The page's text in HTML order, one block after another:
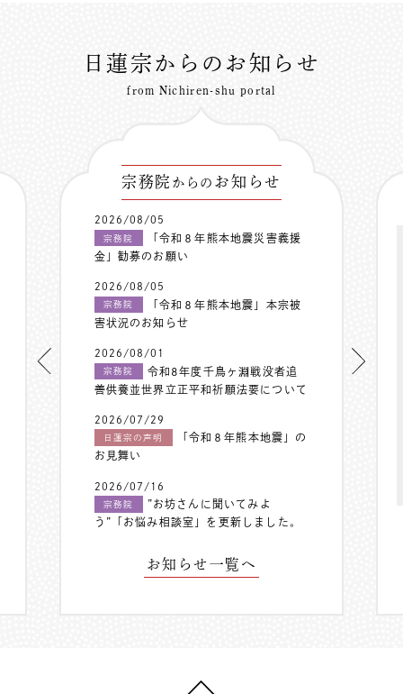
日蓮宗からのお知らせ
from Nichiren-shu portal
宗務院 からの お知らせ
2026/08/05
宗務院
「令和８年熊本地震災害義援
金」勧募のお願い
2026/08/05
宗務院
「令和８年熊本地震」本宗被
害状況のお知らせ
2026/08/01
宗務院
令和8年度千鳥ヶ淵戦没者追
善供養並世界立正平和祈願法要について
2026/07/29
日蓮宗の声明
「令和８年熊本地震」の
お見舞い
2026/07/16
宗務院
”お坊さんに聞いてみよ
う”「お悩み相談室」を更新しました。
お知らせ一覧へ